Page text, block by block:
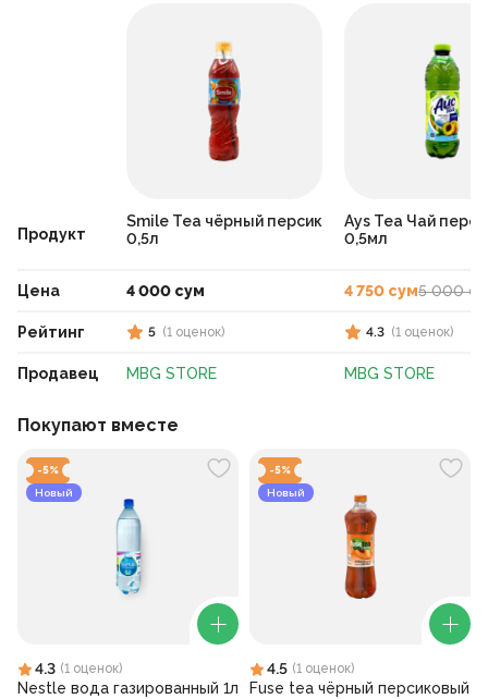
Продукт
Цена
Рейтинг
Продавец
Smile Tea чёрный персик
0,5л
4 000 сум
5 (1 оценок)
MBG STORE
Ays Tea Чай
0,5мл
4 750 сум5 000
4.3 (1 оценок)
MBG STORE
Покупают вместе
-5%
Новый
4.3 (1 оценок)
Nestle вода газированный 1л
-5%
Новый
4.5 (1 оценок)
Fuse tea чёрный персиковый